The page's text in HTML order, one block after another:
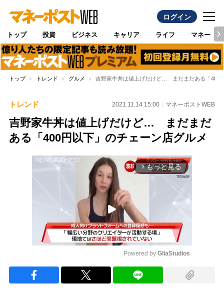
ログイン
トップ 投資 ビジネス キャリア ライフ マネー
トップ トレンド グルメ 吉野家牛丼は値上げだけど… まだまだある「400
トレンド 2021.11.14 15:00 マネーポストWEB
吉野家牛丼は値上げだけど… まだまだ
ある「400円以下」のチェーン店グルメ
arrow_forward_ios もっと見る
Powered by GliaStudios